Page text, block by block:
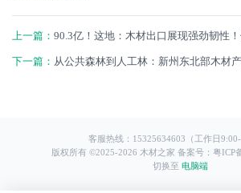
上一篇： 90.3亿！这地：木材出口展现强劲韧性！但后续
下一篇： 从公共森林到人工林：新州东北部木材产业
客服热线：15325634603（工作日9:00-
版权所有 ©2025-2026 木材之家 备案号：粤ICP
切换至 电脑端